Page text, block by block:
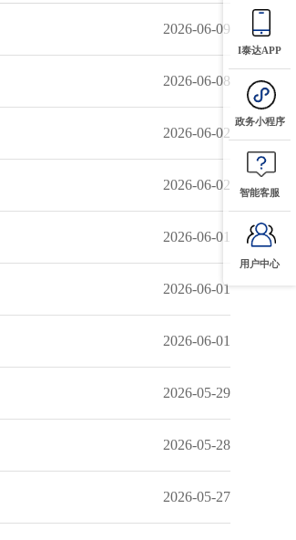
2026-06-09
2026-06-08
2026-06-02
2026-06-02
2026-06-01
2026-06-01
2026-06-01
2026-05-29
2026-05-28
2026-05-27
I泰达APP
政务小程序
智能客服
用户中心